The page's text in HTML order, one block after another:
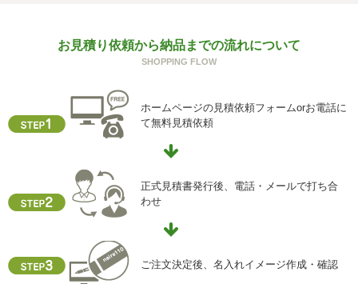
ご本人からの求めにより、当社が保有する保有個人データ
に関する開示、利用目的の通知、内容の訂正・追加または
供記録の開示(以下、開示等という)に応じます。
開示等に応ずる窓口は、下記「当社の個人情報の取扱いに
関する苦情、相談等の問合せ先」を参照してください。
クッキーやウェブビーコン等を用いるなどして、本人が容
易に認識できない方法による個人情報の取得を行っており
ません。
i) 個人情報保護方針
当社ホームページの個人情報保護方針をご覧下さい
お見積り依頼から納品までの流れについて
SHOPPING FLOW
ホームページの見積依頼フォームorお電話に
て無料見積依頼
正式見積書発行後、電話・メールで打ち合
わせ
ご注文決定後、名入れイメージ作成・確認